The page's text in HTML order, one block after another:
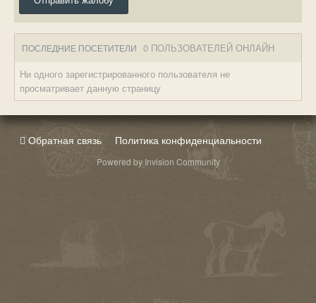
ПОСЛЕДНИЕ ПОСЕТИТЕЛИ 0 ПОЛЬЗОВАТЕЛЕЙ ОНЛАЙН
Ни одного зарегистрированного пользователя не
просматривает данную страницу
Обратная связь Политика конфиденциальности
Powered by Invision Community